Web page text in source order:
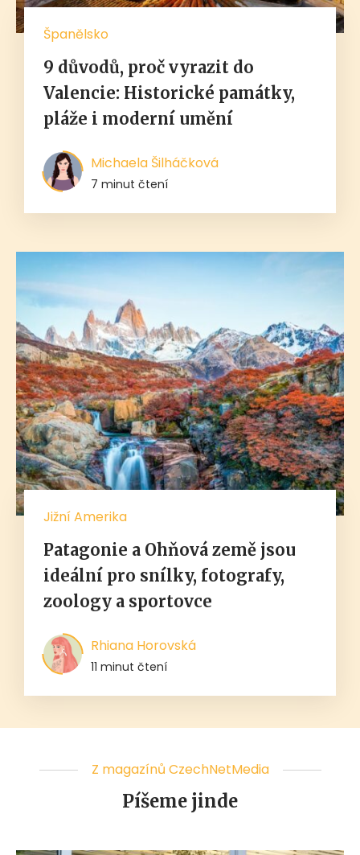
Španělsko
9 důvodů, proč vyrazit do
Valencie: Historické památky,
pláže i moderní umění
Michaela Šilháčková
7 minut čtení
Jižní Amerika
Patagonie a Ohňová země jsou
ideální pro snílky, fotografy,
zoology a sportovce
Rhiana Horovská
11 minut čtení
Z magazínů CzechNetMedia
Píšeme jinde